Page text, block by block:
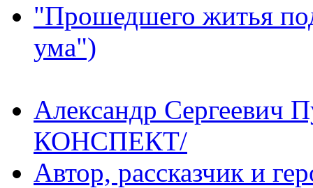
"Прошедшего житья
ума")
Александр Сергеевич
КОНСПЕКТ/
Автор, рассказчик и